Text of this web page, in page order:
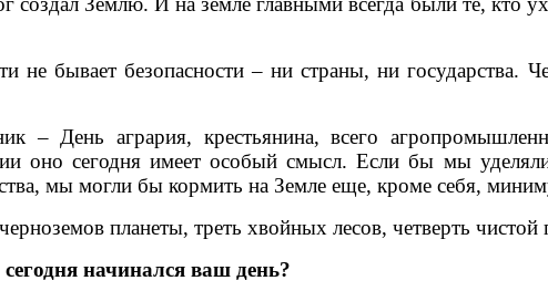
не бывает безопасности – ни страны, ни
– День агрария, крестьянина, всего
оно сегодня имеет особый смысл. Если бы мы
мы могли бы кормить на Земле еще, кроме себя,
планеты, треть хвойных лесов, четверть
начинался ваш день?